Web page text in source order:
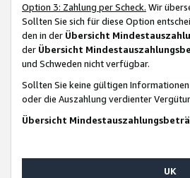
Option 3: Zahlung per Scheck. Wir
Sollten Sie sich für diese Option
den in der Übersicht
der Übersicht
und Schweden nicht verfügbar.
Sollten Sie keine gültigen
oder die Auszahlung verdienter
Übersicht
UK